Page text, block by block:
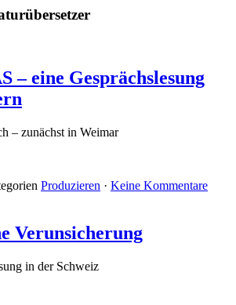
– eine Gesprächs­lesung
– zunächst in Weimar
Produzieren · Keine Kommentare
Verun­sich­erung
in der Schweiz